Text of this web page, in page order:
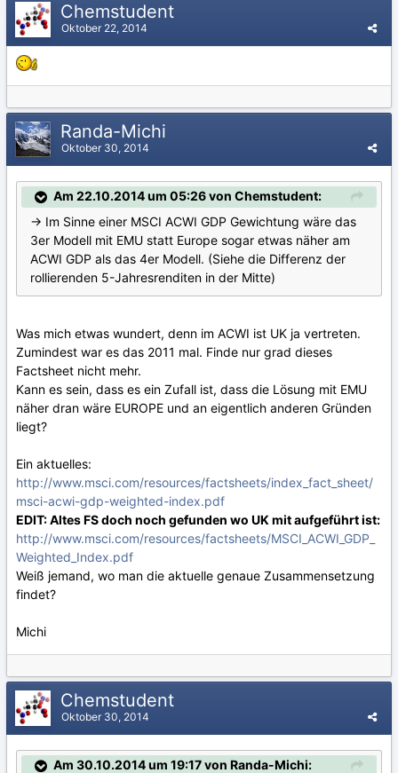
Chemstudent
Oktober 22, 2014
Randa-Michi
Oktober 30, 2014
Am 22.10.2014 um 05:26 von Chemstudent:
-> Im Sinne einer MSCI ACWI GDP Gewichtung wäre das
3er Modell mit EMU statt Europe sogar etwas näher am
ACWI GDP als das 4er Modell. (Siehe die Differenz der
rollierenden 5-Jahresrenditen in der Mitte)
Was mich etwas wundert, denn im ACWI ist UK ja vertreten.
Zumindest war es das 2011 mal. Finde nur grad dieses
Factsheet nicht mehr.
Kann es sein, dass es ein Zufall ist, dass die Lösung mit EMU
näher dran wäre EUROPE und an eigentlich anderen Gründen
liegt?
Ein aktuelles:
http://www.msci.com/resources/factsheets/index_fact_sheet/
msci-acwi-gdp-weighted-index.pdf
EDIT: Altes FS doch noch gefunden wo UK mit aufgeführt ist:
http://www.msci.com/resources/factsheets/MSCI_ACWI_GDP_
Weighted_Index.pdf
Weiß jemand, wo man die aktuelle genaue Zusammensetzung
findet?
Michi
Chemstudent
Oktober 30, 2014
Am 30.10.2014 um 19:17 von Randa-Michi: